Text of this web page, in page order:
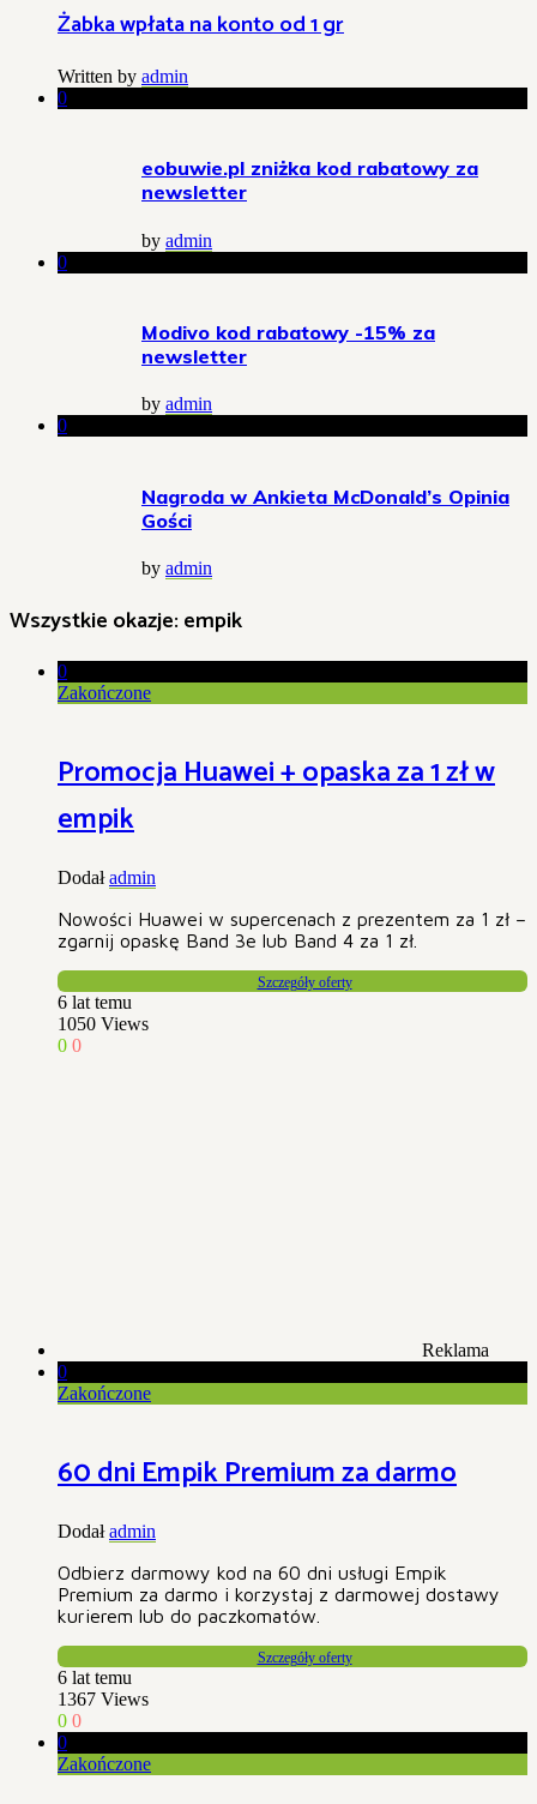
Żabka wpłata na konto od 1 gr
Written by admin
0
eobuwie.pl zniżka kod rabatowy za
newsletter
by admin
0
Modivo kod rabatowy -15% za
newsletter
by admin
0
Nagroda w Ankieta McDonald’s Opinia
Gości
by admin
Wszystkie okazje:empik
0
Zakończone
Promocja Huawei + opaska za 1 zł w
empik
Dodaładmin
Nowości Huawei w supercenach z prezentem za 1 zł –
zgarnij opaskę Band 3e lub Band 4 za 1 zł.
Szczegóły oferty
6 lat temu
1050 Views
0 0
Reklama
0
Zakończone
60 dni Empik Premium za darmo
Dodaładmin
Odbierz darmowy kod na 60 dni usługi Empik
Premium za darmo i korzystaj z darmowej dostawy
kurierem lub do paczkomatów.
Szczegóły oferty
6 lat temu
1367 Views
0 0
0
Zakończone